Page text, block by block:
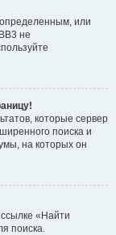
или
не
которые сервер
поиска и
на которых он
«Найти
поиска.